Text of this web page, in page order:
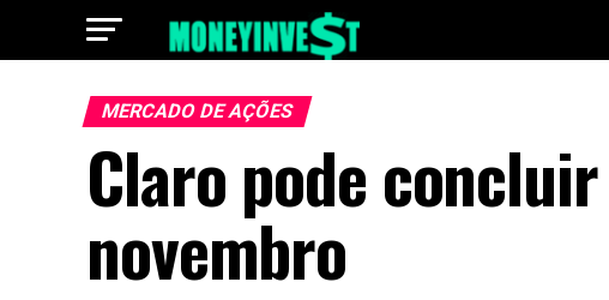
MERCADO DE AÇÕES
Claro pode
novembro